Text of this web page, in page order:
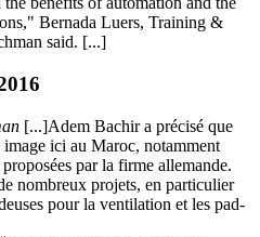
Bernada Luers, Training &
said. [...]
[...]Adem Bachir a précisé que
ici au Maroc, notamment
par la firme allemande.
nombreux projets, en particulier
pour la ventilation et les pad-